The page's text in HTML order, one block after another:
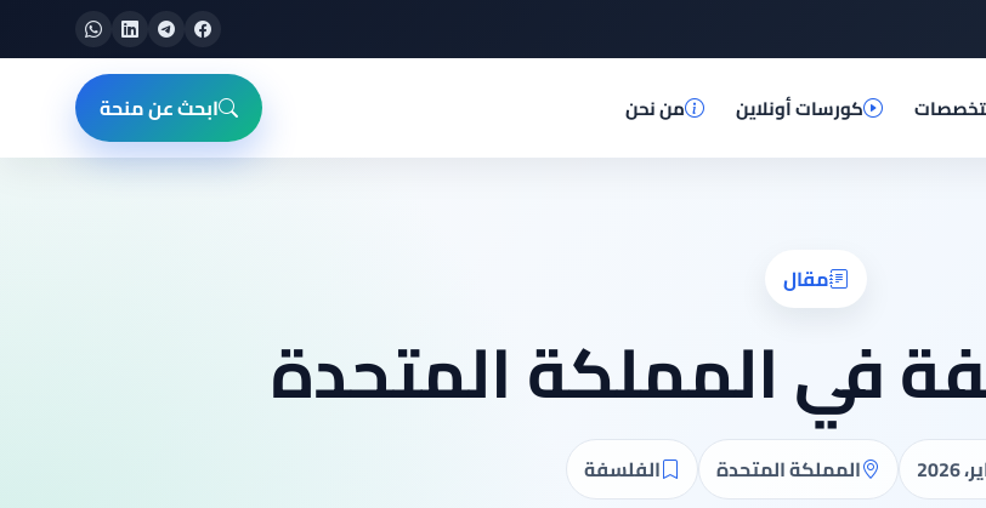
كورسات أونلاين من نحن ابحث عن منحة
مقال
في المملكة المتحدة
المملكة المتحدة الفلسفة